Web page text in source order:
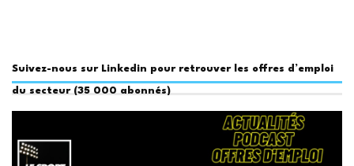
Suivez-nous sur Linkedin pour retrouver les offres d’emploi
du secteur (35 000 abonnés)